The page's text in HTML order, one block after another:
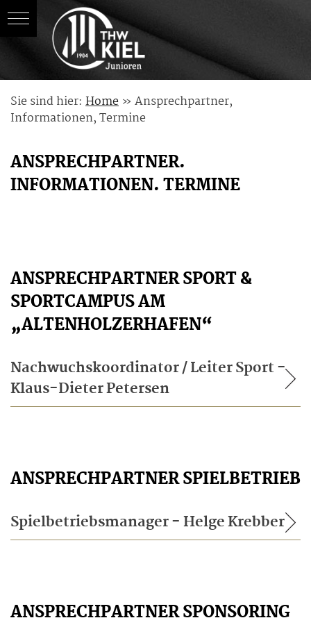
content
Sie sind hier: Home » Ansprechpartner,
Informationen, Termine
ANSPRECHPARTNER.
INFORMATIONEN. TERMINE
ANSPRECHPARTNER SPORT &
SPORTCAMPUS AM
„ALTENHOLZERHAFEN“
Nachwuchskoordinator / Leiter Sport -
Klaus-Dieter Petersen
ANSPRECHPARTNER SPIELBETRIEB
Spielbetriebsmanager - Helge Krebber
ANSPRECHPARTNER SPONSORING